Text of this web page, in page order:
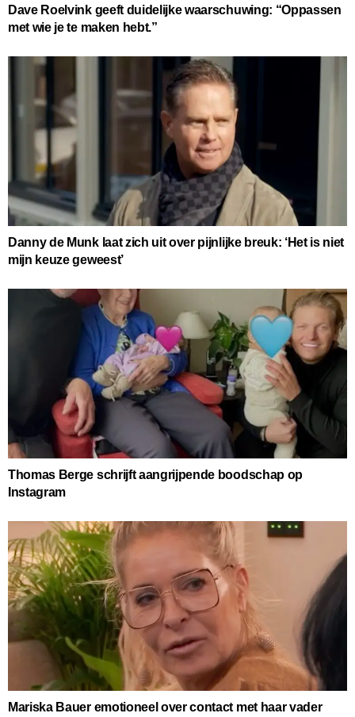
Dave Roelvink geeft duidelijke waarschuwing: “Oppassen
met wie je te maken hebt.”
Danny de Munk laat zich uit over pijnlijke breuk: ‘Het is niet
mijn keuze geweest’
Thomas Berge schrijft aangrijpende boodschap op
Instagram
Mariska Bauer emotioneel over contact met haar vader